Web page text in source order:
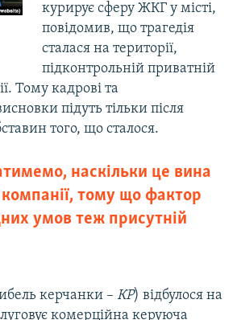
курирує сферу ЖКГ у місті,
повідомив, що трагедія
сталася на території,
підконтрольній приватній
Тому кадрові та
підуть тільки після
того, що сталося.
наскільки це вина
компанії, тому що фактор
умов теж присутній
керчанки – КР) відбулося на
комерційна керуюча